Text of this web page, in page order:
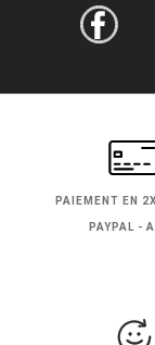
PAIEMENT EN
PAYPAL -